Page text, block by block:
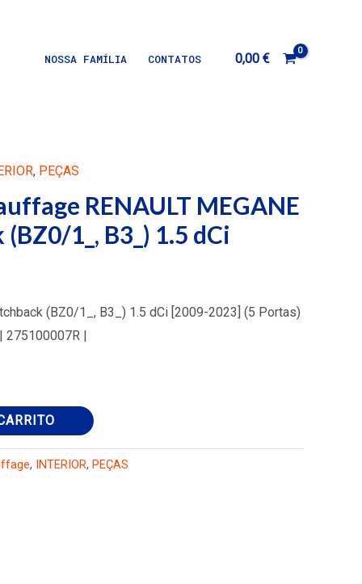
NOSSA FAMÍLIA CONTATOS 0,00 €
, PEÇAS
RENAULT MEGANE
1_, B3_) 1.5 dCi
(BZ0/1_, B3_) 1.5 dCi [2009-2023] (5 Portas)
275100007R |
, INTERIOR, PEÇAS